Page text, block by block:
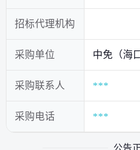
招标代理机构
采购单位 中免（海
采购联系人 ***
采购电话 ***